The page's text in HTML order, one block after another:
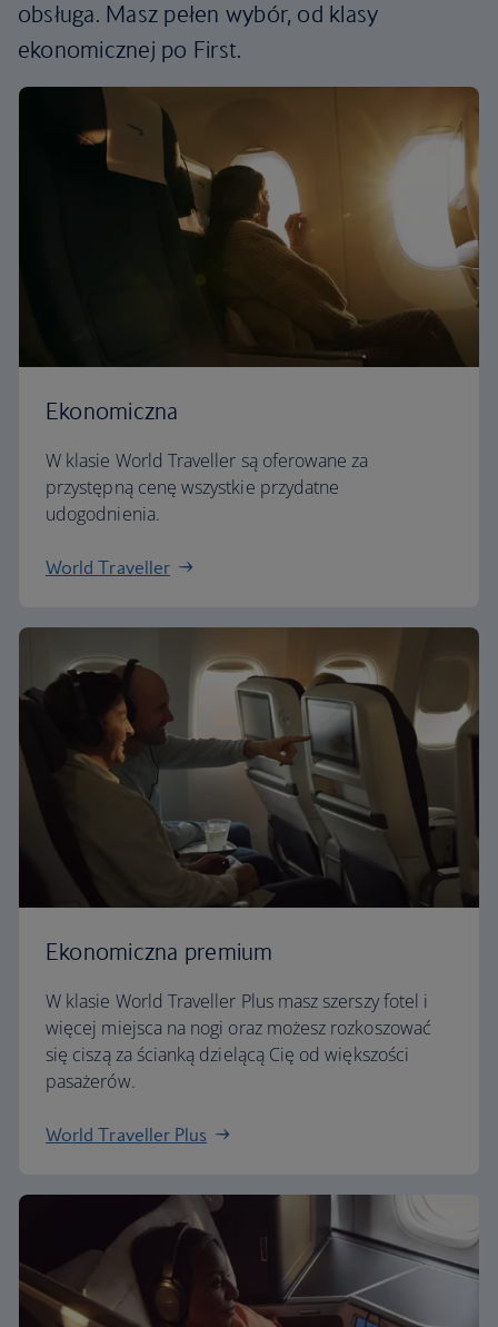
obsługa. Masz pełen wybór, od klasy
ekonomicznej po First.
Ekonomiczna
W klasie World Traveller są oferowane za
przystępną cenę wszystkie przydatne
udogodnienia.
World Traveller
Ekonomiczna premium
W klasie World Traveller Plus masz szerszy fotel i
więcej miejsca na nogi oraz możesz rozkoszować
się ciszą za ścianką dzielącą Cię od większości
pasażerów.
World Traveller Plus